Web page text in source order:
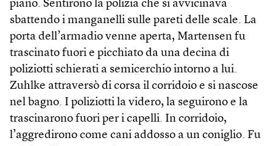
piano. Sentirono la polizia che si avvicinava
sbattendo i manganelli sulle pareti delle scale. La
porta dell’armadio venne aperta, Martensen fu
trascinato fuori e picchiato da una decina di
poliziotti schierati a semicerchio intorno a lui.
Zuhlke attraversò di corsa il corridoio e si nascose
nel bagno. I poliziotti la videro, la seguirono e la
trascinarono fuori per i capelli. In corridoio,
l’aggredirono come cani addosso a un coniglio. Fu